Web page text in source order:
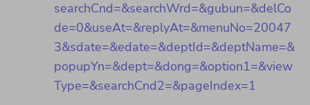
searchCnd=&searchWrd=&gubun=&delCo
de=0&useAt=&replyAt=&menuNo=20047
3&sdate=&edate=&deptId=&deptName=&
popupYn=&dept=&dong=&option1=&view
Type=&searchCnd2=&pageIndex=1